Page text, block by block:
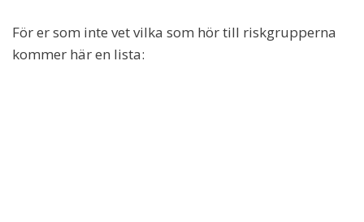
För er som inte vet vilka som hör till riskgrupperna
kommer här en lista: